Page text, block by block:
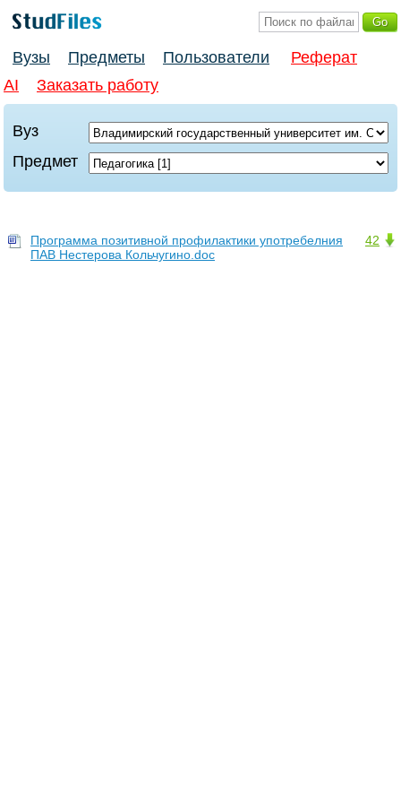
Вузы Предметы Пользователи
Реферат
AI
Заказать работу
Вуз
Предмет
42
Программа позитивной профилактики употребелния
ПАВ Нестерова Кольчугино.doc